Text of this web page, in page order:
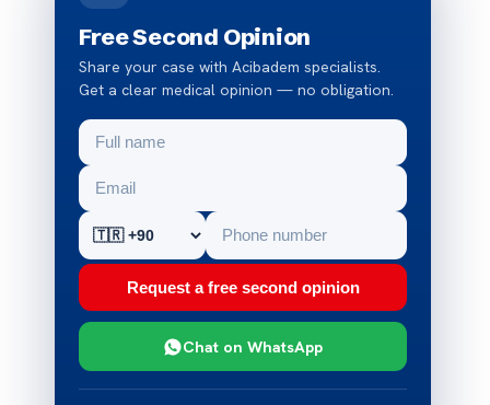
Free Second Opinion
Share your case with Acibadem specialists.
Get a clear medical opinion — no obligation.
Request a free second opinion
Chat on WhatsApp